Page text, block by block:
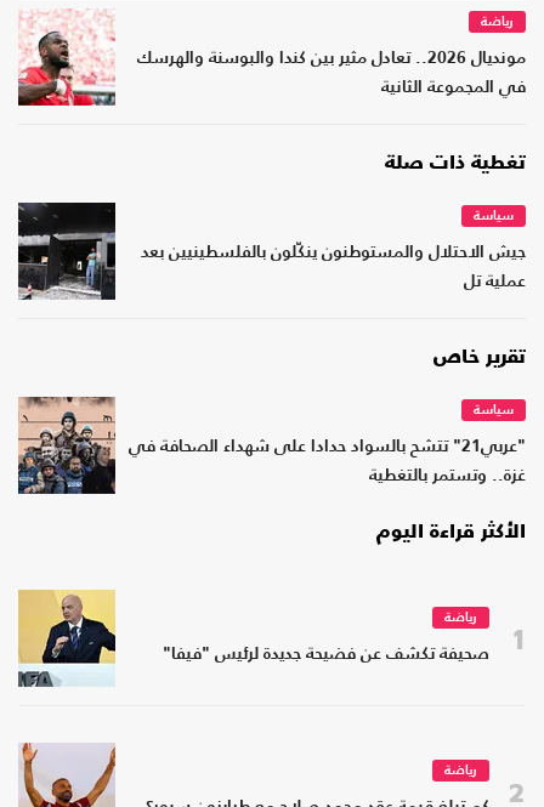
رياضة
مونديال 2026.. تعادل مثير بين كندا والبوسنة والهرسك
في المجموعة الثانية
تغطية ذات صلة
سياسة
جيش الاحتلال والمستوطنون ينكّلون بالفلسطينيين بعد
عملية تل
تقرير خاص
سياسة
"عربي21" تتشح بالسواد حدادا على شهداء الصحافة في
غزة.. وتستمر بالتغطية
الأكثر قراءة اليوم
1
رياضة
صحيفة تكشف عن فضيحة جديدة لرئيس "فيفا"
2
رياضة